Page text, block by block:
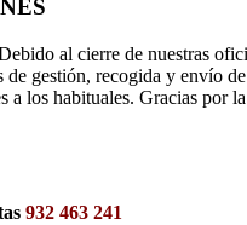
al cierre de nuestras
de gestión, recogida y envío
a los habituales. Gracias por
932 463 241